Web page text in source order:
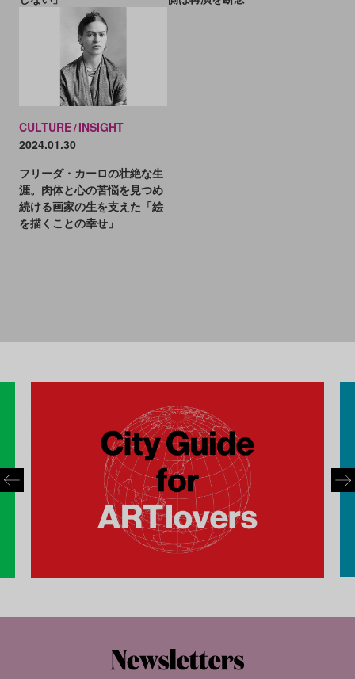
CULTURE INSIGHT
2024.01.30
フリーダ・カーロの壮絶な生
涯。肉体と心の苦悩を見つめ
続ける画家の生を支えた「絵
を描くことの幸せ」